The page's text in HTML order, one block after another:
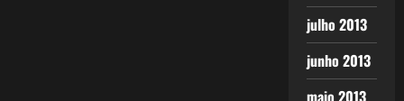
julho 2013
junho 2013
maio 2013